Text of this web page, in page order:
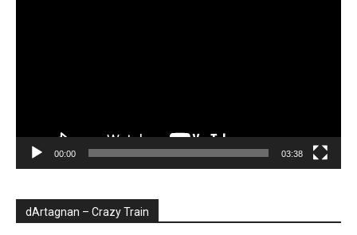
00:00 03:38
dArtagnan – Crazy Train